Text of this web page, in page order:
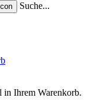
Suche...
in Ihrem Warenkorb.